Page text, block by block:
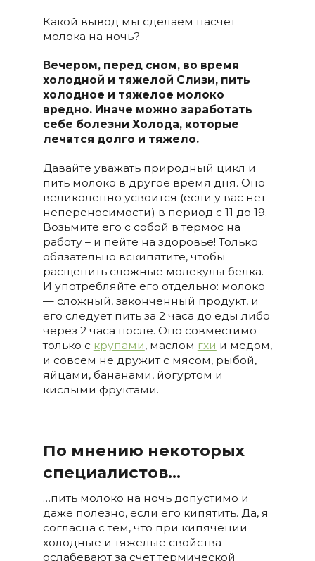
Какой вывод мы сделаем насчет
молока на ночь?
Вечером, перед сном, во время
холодной и тяжелой Слизи, пить
холодное и тяжелое молоко
вредно. Иначе можно заработать
себе болезни Холода, которые
лечатся долго и тяжело.
Давайте уважать природный цикл и
пить молоко в другое время дня. Оно
великолепно усвоится (если у вас нет
непереносимости) в период с 11 до 19.
Возьмите его с собой в термос на
работу – и пейте на здоровье! Только
обязательно вскипятите, чтобы
расщепить сложные молекулы белка.
И употребляйте его отдельно: молоко
— сложный, законченный продукт, и
его следует пить за 2 часа до еды либо
через 2 часа после. Оно совместимо
только с крупами, маслом гхи и медом,
и совсем не дружит с мясом, рыбой,
яйцами, бананами, йогуртом и
кислыми фруктами.
По мнению некоторых
специалистов…
…пить молоко на ночь допустимо и
даже полезно, если его кипятить. Да, я
согласна с тем, что при кипячении
холодные и тяжелые свойства
ослабевают за счет термической